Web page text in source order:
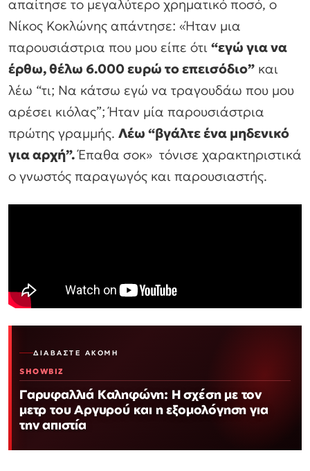
απαίτησε το μεγαλύτερο χρηματικό ποσό, ο
Νίκος Κοκλώνης απάντησε: «Ήταν μια
παρουσιάστρια που μου είπε ότι “εγώ για να
έρθω, θέλω 6.000 ευρώ το επεισόδιο” και
λέω “τι; Να κάτσω εγώ να τραγουδάω που μου
αρέσει κιόλας”; Ήταν μία παρουσιάστρια
πρώτης γραμμής. Λέω “βγάλτε ένα μηδενικό
για αρχή”.Έπαθα σοκ» τόνισε χαρακτηριστικά
ο γνωστός παραγωγός και παρουσιαστής.
ΔΙΑΒΆΣΤΕ ΑΚΌΜΗ
SHOWBIZ
Γαρυφαλλιά Καληφώνη: Η σχέση με τον
μετρ του Αργυρού και η εξομολόγηση για
την απιστία